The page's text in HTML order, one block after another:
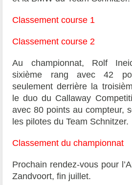
Classement course 1
Classement course 2
Au championnat, Rolf
sixième rang avec 42
seulement derrière la
le duo du Callaway
avec 80 points au compteur,
les pilotes du Team Schnitzer.
Classement du championnat
Prochain rendez-vous pour
Zandvoort, fin juillet.